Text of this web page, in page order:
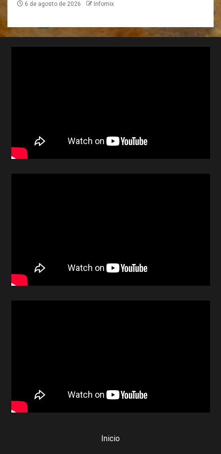
6 de agosto de 2026 Infomix
Inicio